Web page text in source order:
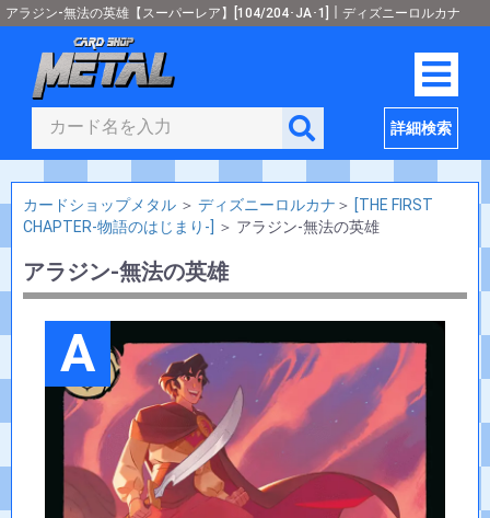
アラジン-無法の英雄【スーパーレア】[104/204･JA･1]｜ディズニーロルカナ
詳細検索
カードショップメタル ＞ ディズニーロルカナ ＞ [THE FIRST
CHAPTER-物語のはじまり-]
＞ アラジン-無法の英雄
アラジン-無法の英雄
A